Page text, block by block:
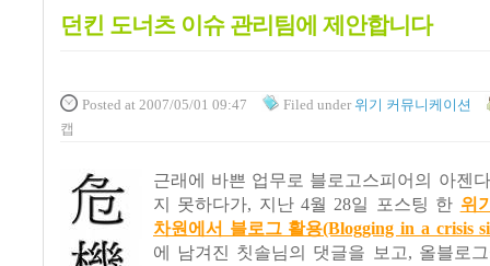
던킨 도너츠 이슈 관리팀에 제안합니다
Posted at 2007/05/01 09:47 Filed under 위기 커뮤니케이션
캡
근래에 바쁜 업무로 블로고스피어의 아젠
지 못하다가, 지난 4월 28일 포스팅 한 위
차원에서 블로그 활용(Blogging in a crisis
에 남겨진 칫솔님의 댓글을 보고, 올블로